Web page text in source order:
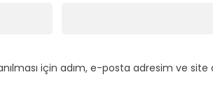
için adım, e-posta adresim ve